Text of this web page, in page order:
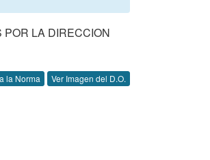
POR LA DIRECCION
la Norma Ver Imagen del D.O.